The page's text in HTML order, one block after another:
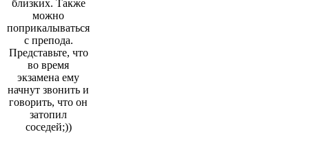
близких. Также
можно
поприкалываться
с препода.
Представьте, что
во время
экзамена ему
начнут звонить и
говорить, что он
затопил
соседей;))